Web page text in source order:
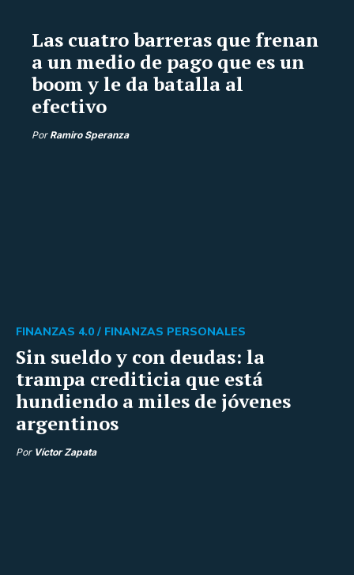
Las cuatro barreras que frenan
a un medio de pago que es un
boom y le da batalla al
efectivo
Por Ramiro Speranza
Sin sueldo y con deudas: la
trampa crediticia que está
hundiendo a miles de jóvenes
argentinos
FINANZAS 4.0 / FINANZAS PERSONALES
Por Víctor Zapata